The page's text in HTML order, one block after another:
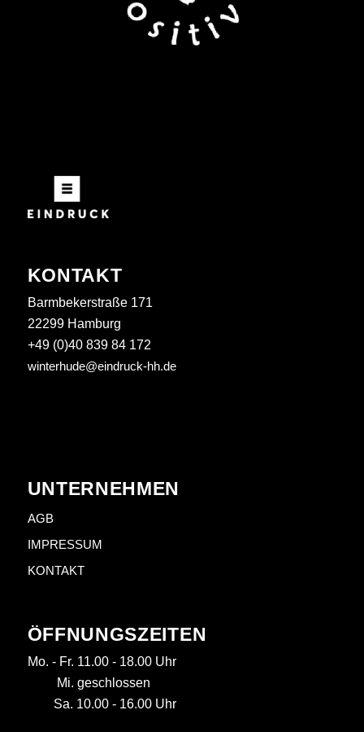
KONTAKT
Barmbekerstraße 171
22299 Hamburg
+49 (0)40 839 84 172
winterhude@eindruck-hh.de
UNTERNEHMEN
AGB
IMPRESSUM
KONTAKT
ÖFFNUNGSZEITEN
Mo. - Fr. 11.00 - 18.00 Uhr
Mi. geschlossen
Sa. 10.00 - 16.00 Uhr